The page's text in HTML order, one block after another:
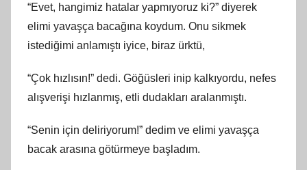
“Evet, hangimiz hatalar yapmıyoruz ki?” diyerek
elimi yavaşça bacağına koydum. Onu sikmek
istediğimi anlamıştı iyice, biraz ürktü,
“Çok hızlısın!” dedi. Göğüsleri inip kalkıyordu, nefes
alışverişi hızlanmış, etli dudakları aralanmıştı.
“Senin için deliriyorum!” dedim ve elimi yavaşça
bacak arasına götürmeye başladım.